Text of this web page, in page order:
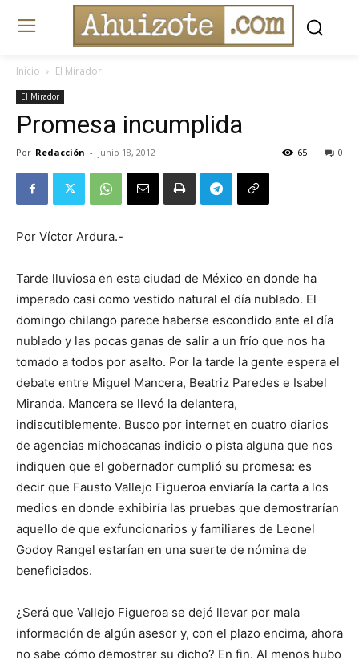
Inicio El Mirador
El Mirador
Promesa incumplida
Por Redacción - junio 18, 2012 0
65
Por Víctor Ardura.-
Tarde lluviosa en esta ciudad de México en donde ha
imperado casi como vestido natural el día nublado. El
domingo chilango parece haberse escondido ante el día
nublado y las pocas ganas de salir a un frío que nos ha
tomado a todos por asalto. Por la tarde la gente espera el
debate entre Miguel Mancera, Beatriz Paredes e Isabel
Miranda. Mancera se llevó la delantera,
indiscutiblemente. Busco por internet en cuatro diarios
de agencias michoacanas indicio o pista alguna que nos
indiquen que el gobernador cumplió su promesa: es
decir que Fausto Vallejo Figueroa enviaría la carta a los
medios en donde exhibiría las pruebas que demostrarían
aquello de que exfuncionarios y familiares de Leonel
Godoy Rangel estarían en una suerte de nómina de
beneficiados.
¿Será que Vallejo Figueroa se dejó llevar por mala
información de algún asesor y, con el plazo encima, ahora
no sabe cómo demostrar su dicho? En fin. Al menos hubo